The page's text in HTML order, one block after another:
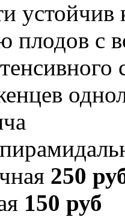
устойчив
плодов с
250
150 руб